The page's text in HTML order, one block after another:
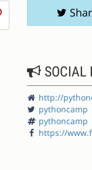
I
don't
sessionSOCIAL
http://
pythoncamp
pythoncamp
https://